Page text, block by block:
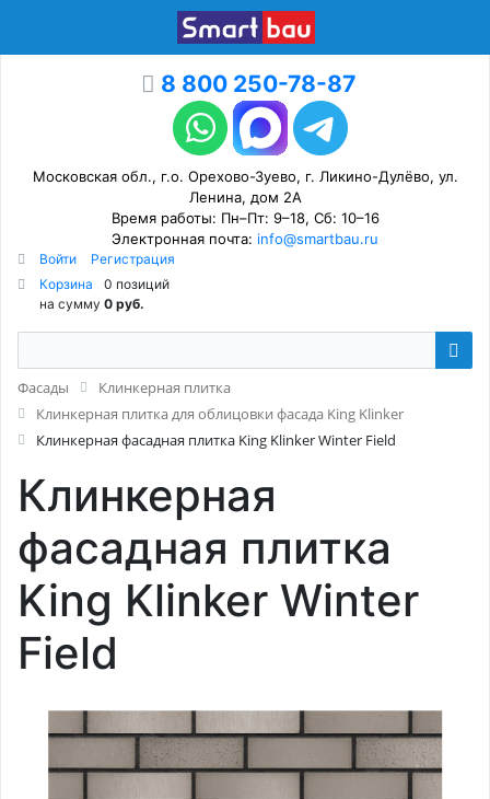
8 800 250-78-87
Московская обл., г.о. Орехово-Зуево, г. Ликино-Дулёво, ул.
Ленина, дом 2А
Время работы: Пн–Пт: 9–18, Сб: 10–16
Электронная почта: info@smartbau.ru
Войти
Регистрация
Корзина
0 позиций
на сумму 0 руб.
Фасады
Клинкерная плитка
Клинкерная плитка для облицовки фасада King Klinker
Клинкерная фасадная плитка King Klinker Winter Field
Клинкерная
фасадная плитка
King Klinker Winter
Field